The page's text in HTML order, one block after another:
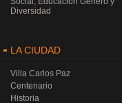
Diversidad
LA CIUDAD
Villa Carlos Paz
Centenario
Historia